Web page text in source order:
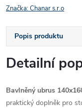
Značka:Chanar s.r.o
Popis produktu
Detailní
Bavlněný ubrus
praktický doplněk pro